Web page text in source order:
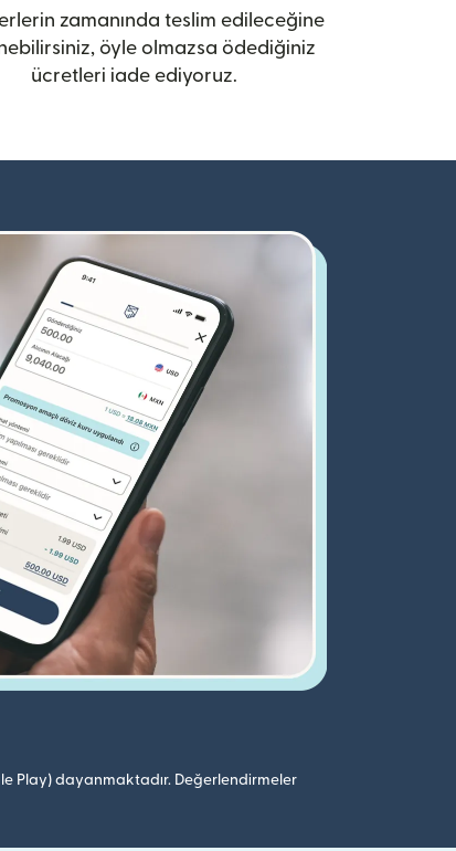
zamanında teslim edileceğine
öyle olmazsa ödediğiniz
ücretleri iade ediyoruz.
Play) dayanmaktadır. Değerlendirmeler